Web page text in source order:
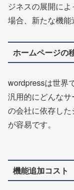
ジネスの展開に
場合、新たな機能
ホームページの
wordpressは世界
汎用的にどんな
の会社に依存し
が容易です。
機能追加コスト